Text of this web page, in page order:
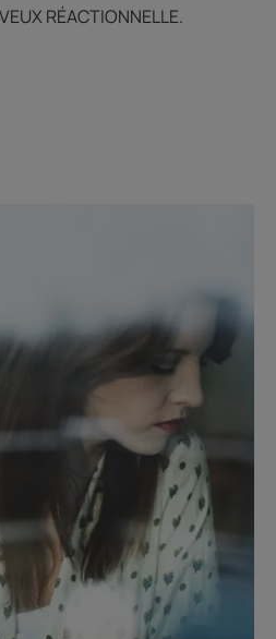
RÉACTIONNELLE.